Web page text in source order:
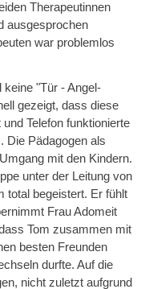
Therapeutinnen
ausgesprochen
war problemlos
"Tür - Angel-
gezeigt, dass diese
Telefon funktionierte
Die Pädagogen als
mit den Kindern.
unter der Leitung von
total begeistert. Er fühlt
Frau Adomeit
Tom zusammen mit
besten Freunden
durfte. Auf die
nicht zuletzt aufgrund